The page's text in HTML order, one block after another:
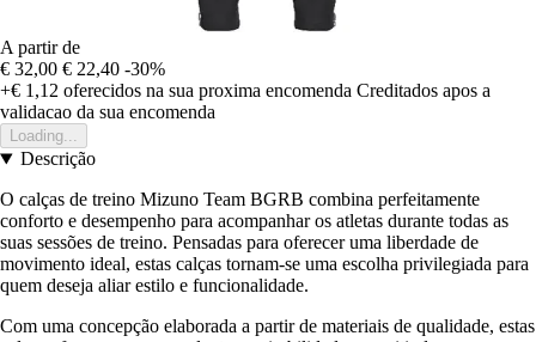
A partir de
€ 32,00 € 22,40 -30%
+€ 1,12 oferecidos na sua proxima encomenda Creditados apos a
validacao da sua encomenda
Loading...
Descrição
O calças de treino Mizuno Team BGRB combina perfeitamente
conforto e desempenho para acompanhar os atletas durante todas as
suas sessões de treino. Pensadas para oferecer uma liberdade de
movimento ideal, estas calças tornam-se uma escolha privilegiada para
quem deseja aliar estilo e funcionalidade.
Com uma concepção elaborada a partir de materiais de qualidade, estas